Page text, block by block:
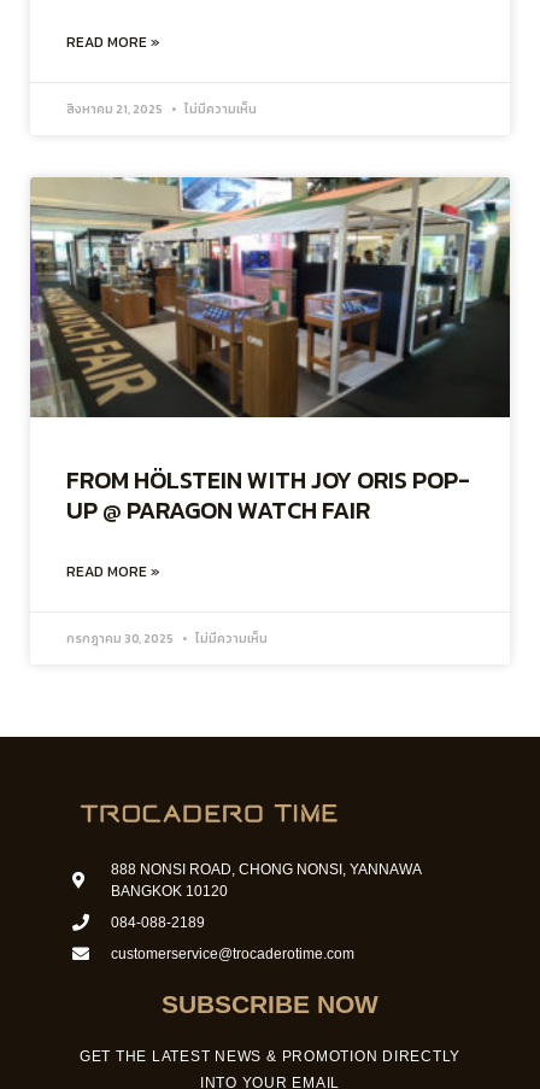
READ MORE »
สิงหาคม 21, 2025 ไม่มีความเห็น
FROM HÖLSTEIN WITH JOY ORIS POP-
UP @ PARAGON WATCH FAIR
READ MORE »
กรกฎาคม 30, 2025 ไม่มีความเห็น
888 NONSI ROAD, CHONG NONSI, YANNAWA
BANGKOK 10120
084-088-2189
customerservice@trocaderotime.com
SUBSCRIBE NOW
GET THE LATEST NEWS & PROMOTION DIRECTLY
INTO YOUR EMAIL